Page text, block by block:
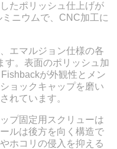
たポリッシュ仕上げが
ニウムで、CNC加工に
エマルジョン仕様の各
す。表面のポリッシュ加
が外観性とメン
ョックキャップを磨い
れています。
プ固定用スクリューは
ルは後方を向く構造で
ホコリの侵入を抑える